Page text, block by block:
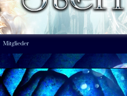
Mitglieder